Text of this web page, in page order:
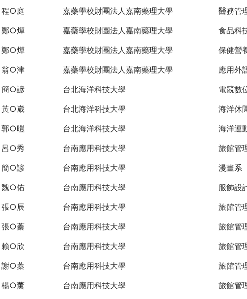
程○庭 嘉藥學校財團法人嘉南藥理大學
醫務管
鄭○燁 嘉藥學校財團法人嘉南藥理大學
食品科
鄭○燁 嘉藥學校財團法人嘉南藥理大學
保健營
翁○津 嘉藥學校財團法人嘉南藥理大學
應用外
簡○諺 台北海洋科技大學
電競數
黃○崴 台北海洋科技大學
海洋休
郭○暟 台北海洋科技大學
海洋運
呂○秀 台南應用科技大學
旅館管
簡○諺 台南應用科技大學
漫畫系
魏○佑 台南應用科技大學
服飾設
張○辰 台南應用科技大學
旅館管
張○蓁 台南應用科技大學
旅館管
賴○欣 台南應用科技大學
旅館管
謝○蓁 台南應用科技大學
旅館管
楊○薰 台南應用科技大學
旅館管